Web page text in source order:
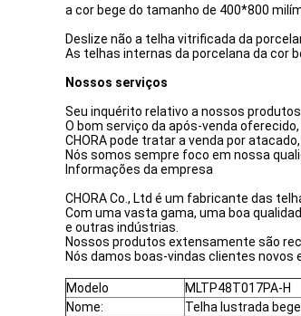
a cor bege do tamanho de 400*800
Deslize não a telha vitrificada da
As telhas internas da porcelana da cor
Nossos serviços
Seu inquérito relativo a nossos
O bom serviço da após-venda
CHORA pode tratar a venda por
Nós somos sempre foco em nossa
Informações da empresa
CHORA Co., Ltd é um fabricante das
Com uma vasta gama, uma boa
e outras indústrias.
Nossos produtos extensamente são
Nós damos boas-vindas clientes
Modelo
MLTP48T017PA-H
Nome:
Telha lustrada